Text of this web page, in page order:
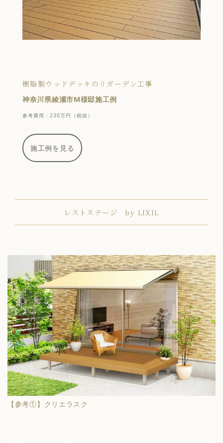
樹脂製ウッドデッキのリガーデン工事
神奈川県綾瀬市M様邸施工例
参考費用：230万円（税抜）
施工例を見る
レストステージ by LIXIL
【参考①】クリエラスク